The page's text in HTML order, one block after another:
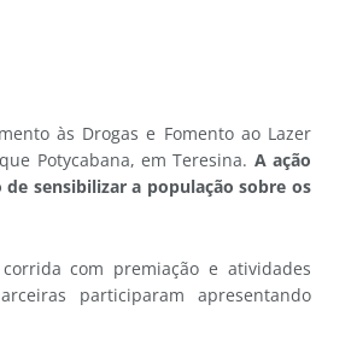
às Drogas e Fomento ao Lazer
Potycabana, em Teresina. A ação
sensibilizar a população sobre os
com premiação e atividades
participaram apresentando